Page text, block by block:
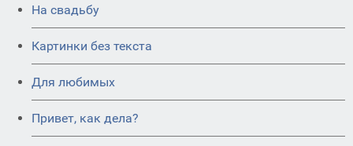
На свадьбу
Картинки без текста
Для любимых
Привет, как дела?